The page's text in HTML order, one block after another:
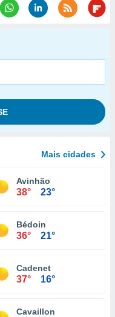
Mais cidades
Avinhão
38° 23°
Bédoin
36° 21°
Cadenet
37° 16°
Cavaillon